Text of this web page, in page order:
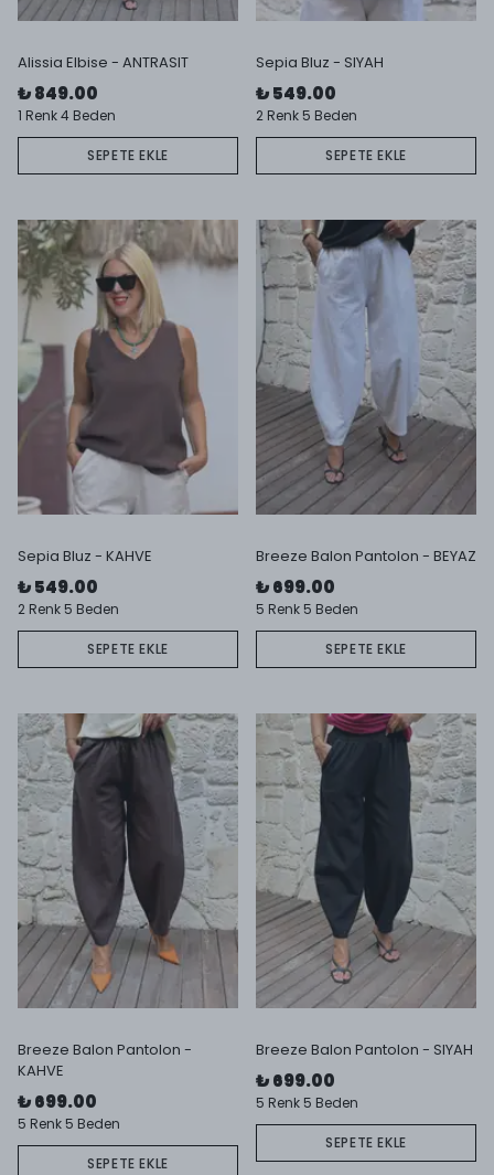
Alissia Elbise - ANTRASIT
₺ 849.00
1 Renk 4 Beden
SEPETE EKLE
Sepia Bluz - SIYAH
₺ 549.00
2 Renk 5 Beden
SEPETE EKLE
Sepia Bluz - KAHVE
₺ 549.00
2 Renk 5 Beden
SEPETE EKLE
Breeze Balon Pantolon - BEYAZ
₺ 699.00
5 Renk 5 Beden
SEPETE EKLE
Breeze Balon Pantolon -
KAHVE
₺ 699.00
5 Renk 5 Beden
SEPETE EKLE
Breeze Balon Pantolon - SIYAH
₺ 699.00
5 Renk 5 Beden
SEPETE EKLE